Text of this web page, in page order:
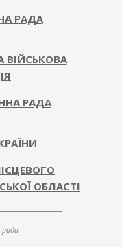
РАДА
ВІЙСЬКОВА
РАДА
ОБЛАСТІ
рада